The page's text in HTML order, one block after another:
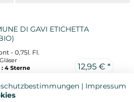
DI GAVI ETICHETTA
- 0,75l. Fl.
4 Sterne
12,95 € *
CAMPO VULCANO 2024
| Impressum